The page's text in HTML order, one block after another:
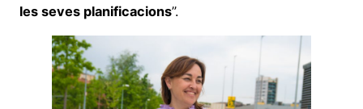
les seves planificacions”.